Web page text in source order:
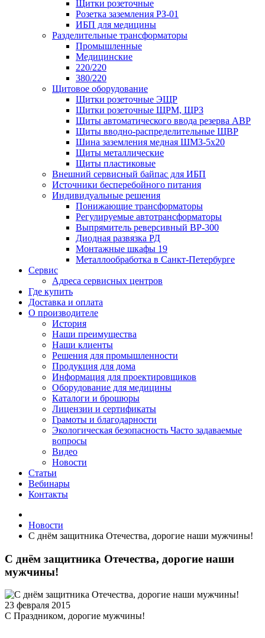
Щитки розеточные
Розетка заземления РЗ-01
ИБП для медицины
Разделительные трансформаторы
Промышленные
Медицинские
220/220
380/220
Щитовое оборудование
Щитки розеточные ЭЩР
Щитки розеточные ЩРМ, ЩРЗ
Щиты автоматического ввода резерва АВР
Щиты вводно-распределительные ЩВР
Шина заземления медная ШМЗ-5х20
Щиты металлические
Щиты пластиковые
Внешний сервисный байпас для ИБП
Источники бесперебойного питания
Индивидуальные решения
Понижающие трансформаторы
Регулируемые автотрансформаторы
Выпрямитель реверсивный ВР-300
Диодная развязка РД
Монтажные шкафы 19
Металлообработка в Санкт-Петербурге
Сервис
Адреса сервисных центров
Где купить
Доставка и оплата
О производителе
История
Наши преимущества
Наши клиенты
Решения для промышленности
Продукция для дома
Информация для проектировщиков
Оборудование для медицины
Каталоги и брошюры
Лицензии и сертификаты
Грамоты и благодарности
Экологическая безопасность Часто задаваемые
вопросы
Видео
Новости
Статьи
Вебинары
Контакты
Новости
С днём защитника Отечества, дорогие наши мужчины!
С днём защитника Отечества, дорогие наши
мужчины!
23 февраля 2015
С Праздником, дорогие мужчины!